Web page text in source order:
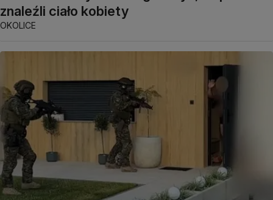
znaleźli ciało kobiety
OKOLICE